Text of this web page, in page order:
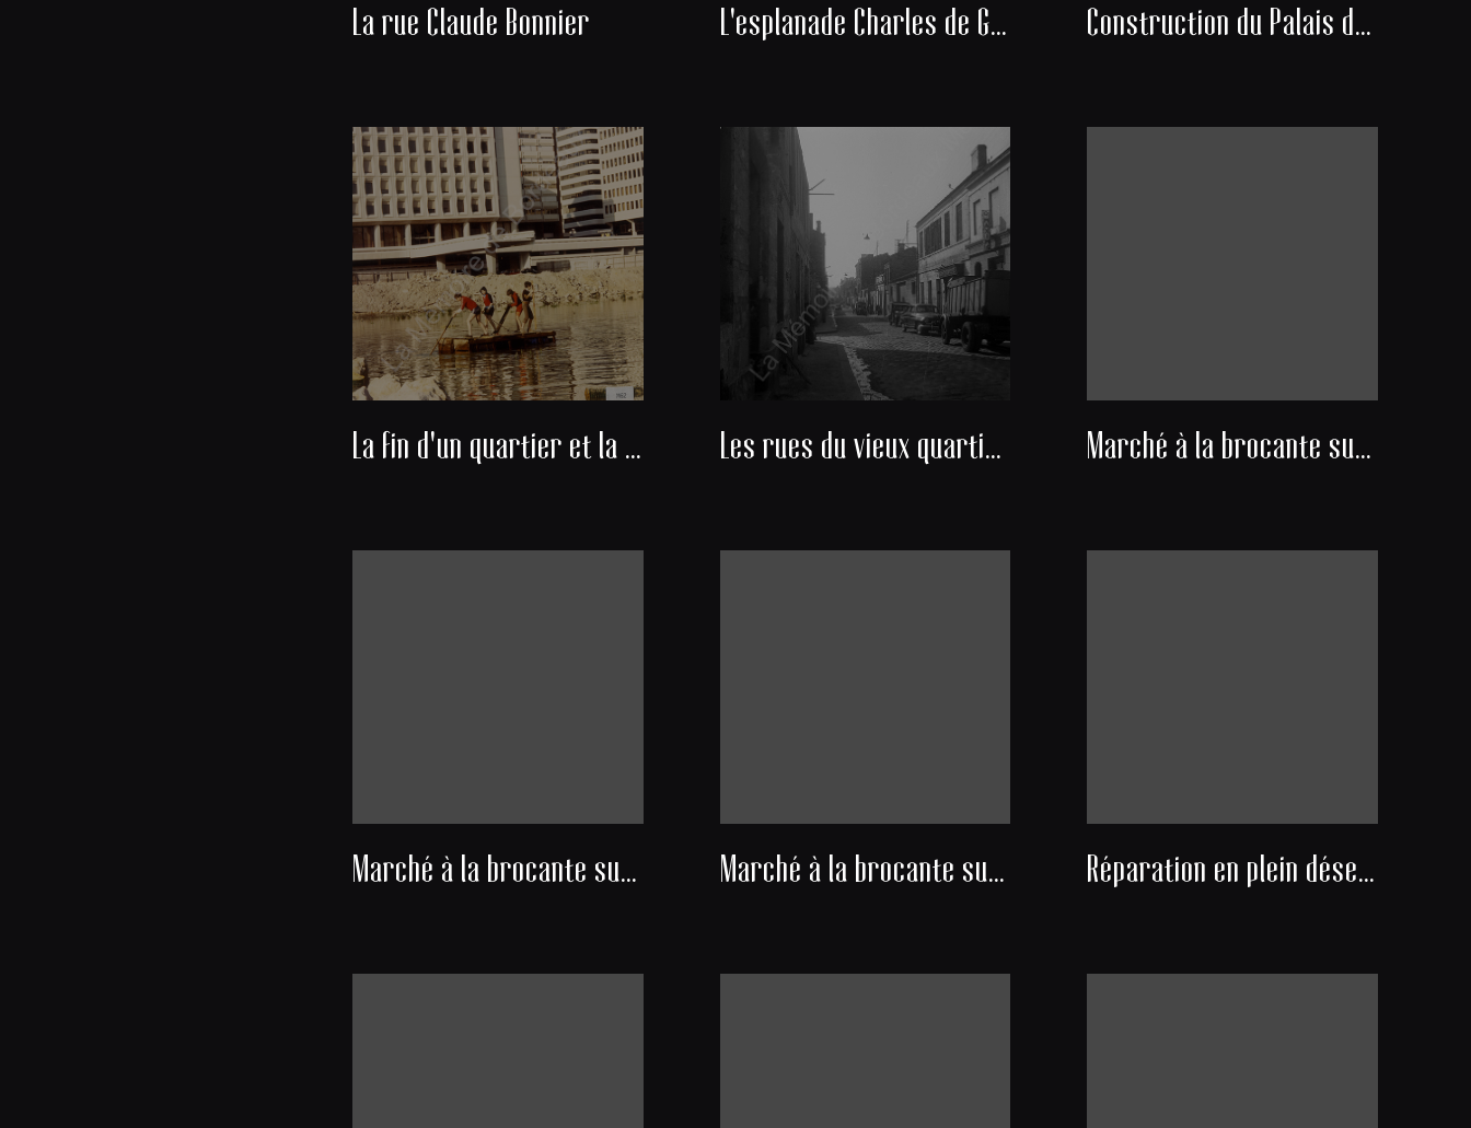
La rue Claude Bonnier L'esplanade Charles de Gaulle à Mériadeck Construction du Palais des Sports
La fin d'un quartier et la naissance d'un nouveau Les rues du vieux quartier Mériadeck avant sa démolition Marché à la brocante sur la place Mériadeck
Marché à la brocante sur la place Mériadeck Marché à la brocante sur la place Mériadeck Réparation en plein désert d'un camion militaire